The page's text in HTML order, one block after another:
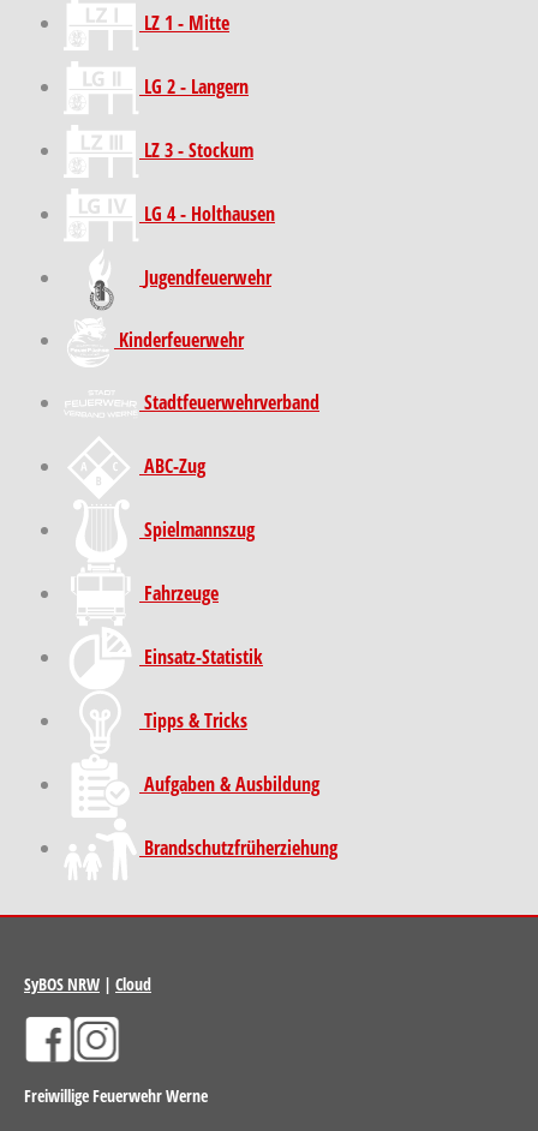
LZ 1 - Mitte
LG 2 - Langern
LZ 3 - Stockum
LG 4 - Holthausen
Jugendfeuerwehr
Kinder­feuer­wehr
Stadt­feuer­wehr­verband
ABC-Zug
Spielmannszug
Fahrzeuge
Einsatz-Statistik
Tipps & Tricks
Aufgaben & Ausbildung
Brand­schutz­früh­erziehung
SyBOS NRW | Cloud
Freiwillige Feuerwehr Werne